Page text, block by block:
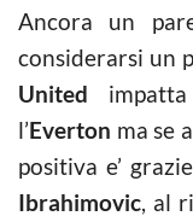
Ancora un
considerarsi un
United
l’Everton ma se
positiva e’
Ibrahimovic, al